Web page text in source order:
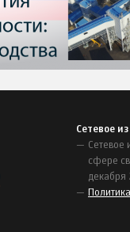
Сетевое
Сетевое
сфере
декабря